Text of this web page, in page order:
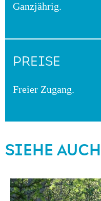
Ganzjährig.
PREISE
Freier Zugang.
SIEHE AUCH